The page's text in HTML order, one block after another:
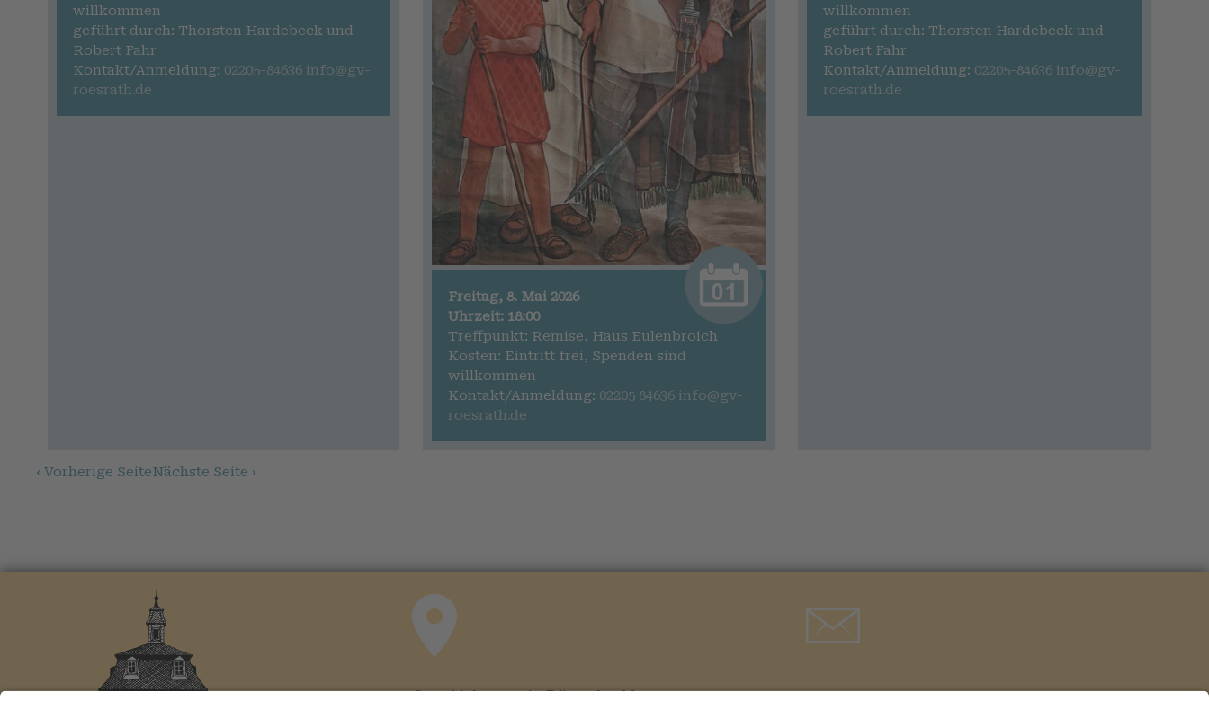
willkommen
geführt durch: Thorsten Hardebeck und
Robert Fahr
Kontakt/Anmeldung: 02205-84636 info@gv-
roesrath.de
Freitag, 8. Mai 2026
Uhrzeit: 18:00
Treffpunkt: Remise, Haus Eulenbroich
Kosten: Eintritt frei, Spenden sind
willkommen
Kontakt/Anmeldung: 02205 84636 info@gv-
roesrath.de
willkommen
geführt durch: Thorsten Hardebeck und
Robert Fahr
Kontakt/Anmeldung: 02205-84636 info@gv-
roesrath.de
‹ Vorherige SeiteNächste Seite ›